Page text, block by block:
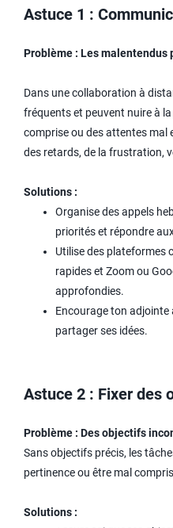
Astuce 1 :
Problème : Les
Dans une collaboration à
fréquents et peuvent nuire à
comprise ou des attentes mal
des retards, de la frustration,
Solutions :
Organise des appels
priorités et répondre
Utilise des plateformes
rapides et Zoom ou
approfondies.
Encourage ton adjointe
partager ses idées.
Astuce 2 : Fixer des
Problème : Des objectifs
Sans objectifs précis, les
pertinence ou être mal
Solutions :